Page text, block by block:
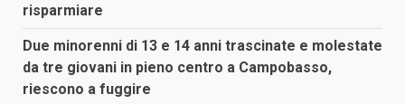
risparmiare
Due minorenni di 13 e 14 anni trascinate e molestate
da tre giovani in pieno centro a Campobasso,
riescono a fuggire